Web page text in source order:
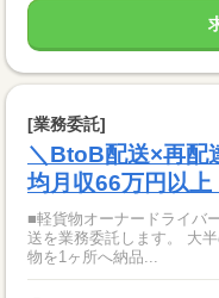
[業務委託]
＼BtoB配送×再配
均月収66万円以上
■軽貨物オーナードライバー 各地で発生する企業からの スポット
送を業務委託します。 大半の業務はA社からB社まで、 「1ヶ所の荷
物を1ヶ所へ納品...